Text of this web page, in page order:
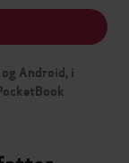
Android, i